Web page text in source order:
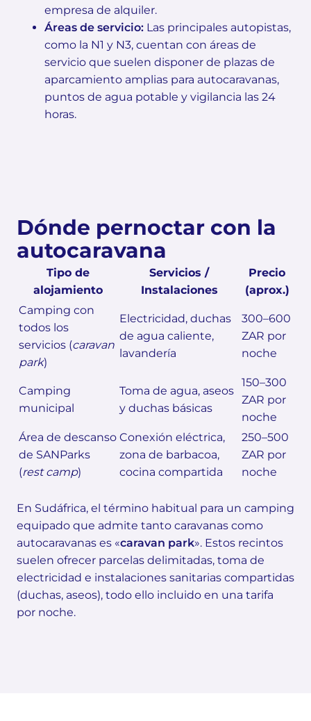
empresa de alquiler.
Áreas de servicio: Las principales autopistas,
como la N1 y N3, cuentan con áreas de
servicio que suelen disponer de plazas de
aparcamiento amplias para autocaravanas,
puntos de agua potable y vigilancia las 24
horas.
Dónde pernoctar con la
autocaravana
Tipo de
alojamiento
Servicios /
Instalaciones
Precio
(aprox.)
Camping con
todos los
servicios (caravan
park)
Electricidad, duchas
de agua caliente,
lavandería
300–600
ZAR por
noche
Camping
municipal
Toma de agua, aseos
y duchas básicas
150–300
ZAR por
noche
Área de descanso
de SANParks
(rest camp)
Conexión eléctrica,
zona de barbacoa,
cocina compartida
250–500
ZAR por
noche
En Sudáfrica, el término habitual para un camping
equipado que admite tanto caravanas como
autocaravanas es «caravan park». Estos recintos
suelen ofrecer parcelas delimitadas, toma de
electricidad e instalaciones sanitarias compartidas
(duchas, aseos), todo ello incluido en una tarifa
por noche.